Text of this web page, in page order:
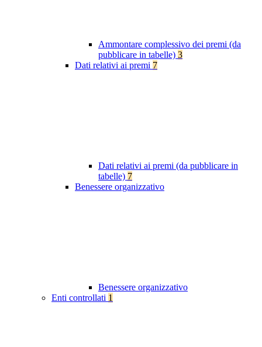
Ammontare complessivo dei premi (da
pubblicare in tabelle) 3
Dati relativi ai premi 7
Dati relativi ai premi (da pubblicare in
tabelle) 7
Benessere organizzativo
Benessere organizzativo
Enti controllati 1